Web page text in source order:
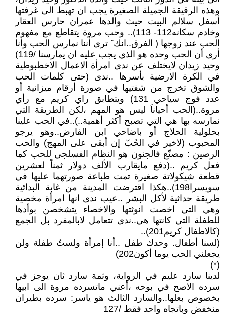
وهذه الرقيقة الجميلة الصغيرة يجب ان تهبط الى غرفتها
أسفل سلالم البيت حيث والدها عمران حارس العقار
وخادم سكانه112- 113).. وحب مروة يتقاطع مع مفهوم
الحب عند زوجها ( الفرق..انك َ ترى أننا نمارس الحب وأنا
أرى أن الحب وحده هو الذي يجب عليه ان يمارسنا /119)
وحيد زيدان لايختلف عن ندى امرأة الاعمال الاخطبوطية
في الكرة الارضية بأسرها ..ندى (حتى كلمات الحب
والشوق تخرج من شفتيها في صورة أرقام ميزانية أو
عدد فوج سياحي 131) ويتطابق راي كريم مع رأي
مروة..(الحب أحياناَ ليس هو المهم ،لكن الطريقة التي
نمارسه بها هي التي تصبح أكثر أهمية..)..في الحب علينا
بحلولية الحلاج أو باضاحي ابن الفارض..وهو يرجو
المحبوب (لاخير في الحُبّ إن أبقى على المهج) والحب
الرصين : مصنّع فالجنون هو النظام الفسلجي للحب كما
فعل كريم ..(دفع مايقارب الألف دولار ثمناً لعشرين
قطعة شيكولاتة صغيرة تمت طباعة صورتهما عليها في
سويسرا198)..هكذا اقترضت المدينة من غابة البدائية
طريقة حداثية لأكل البشر ..عيب ندى انها امرأة مخصية
وهي التي اخصت انوثتها والاخصاء يتشخصن بوأدها
للطفلة التي كانتها هي..ندى تتعامل لابالمفرد بل الجمع
(كالاطفال كريم201)..
(لسنا أطفال. وحدك طفل ..أنا إمرأة ولستُ طفلة ولن
يجعلني الحب يوما أكون202)
(*)
لدينا سارد عليم في الرواية، وثمة سارد ثان يوجز في
سرده الاصح في بوحه ،أعني ماتسرده مروة الى ابيها
بخصوص بعلها..والسارد الثالث هو ياسر: سرده بطيران
منخفض وباتجاه واحد فقط /127